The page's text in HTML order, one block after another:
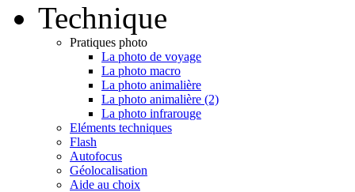
Technique
Pratiques photo
La photo de voyage
La photo macro
La photo animalière
La photo animalière (2)
La photo infrarouge
Eléments techniques
Flash
Autofocus
Géolocalisation
Aide au choix